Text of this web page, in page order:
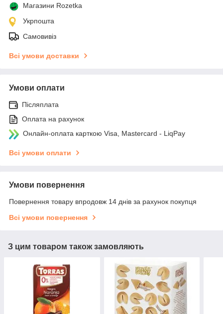
Магазини Rozetka
Укрпошта
Самовивіз
Всі умови доставки
Умови оплати
Післяплата
Оплата на рахунок
Онлайн-оплата карткою Visa, Mastercard - LiqPay
Всі умови оплати
Умови повернення
Повернення товару впродовж 14 днів за рахунок покупця
Всі умови повернення
З цим товаром також замовляють